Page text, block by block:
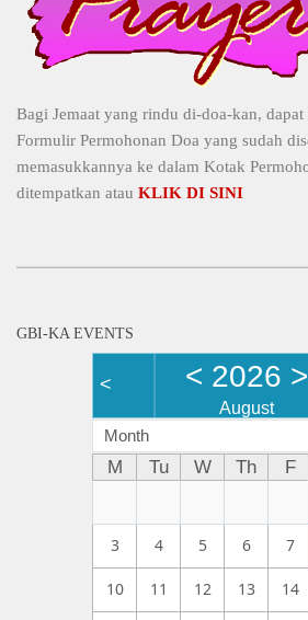
Bagi Jemaat yang rindu di-doa-kan,
Formulir Permohonan Doa yang sudah
memasukkannya ke dalam Kotak
ditempatkan atau KLIK DI SINI
GBI-KA EVENTS
< < 2026 >
August
Month
M Tu W Th F
3 4 5 6 7
10 11 12 13 14